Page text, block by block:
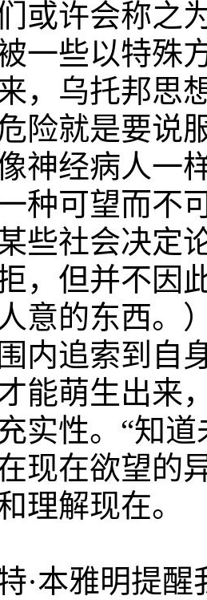
或许会称之
一些以特殊
，乌托邦思
险就是要说
神经病人一
种可望而不
些社会决定
，但并不因
意的东西。
内追索到自
能萌生出来
实性。“知
现在欲望的
理解现在。
雅明提醒